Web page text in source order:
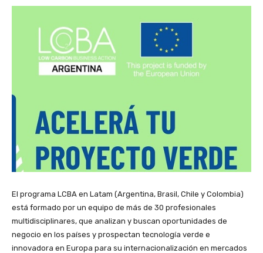
El programa LCBA en Latam (Argentina, Brasil, Chile y Colombia)
está formado por un equipo de más de 30 profesionales
multidisciplinares, que analizan y buscan oportunidades de
negocio en los países y prospectan tecnología verde e
innovadora en Europa para su internacionalización en mercados